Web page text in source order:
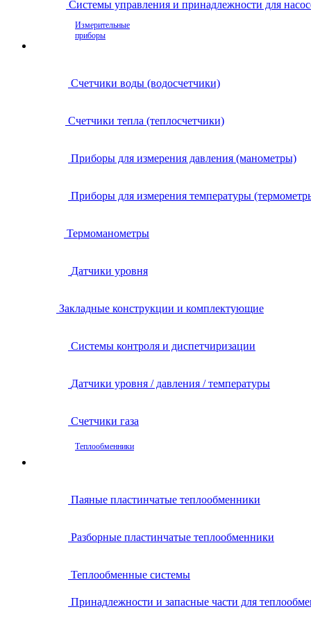
Системы управления и принадлежности для
Измерительные
приборы
Счетчики воды (водосчетчики)
Счетчики тепла (теплосчетчики)
Приборы для измерения давления (манометры)
Приборы для измерения температуры
Термоманометры
Датчики уровня
Закладные конструкции и комплектующие
Системы контроля и диспетчиризации
Датчики уровня / давления / температуры
Счетчики газа
Теплообменники
Паяные пластинчатые теплообменники
Разборные пластинчатые теплообменники
Теплообменные системы
Принадлежности и запасные части для